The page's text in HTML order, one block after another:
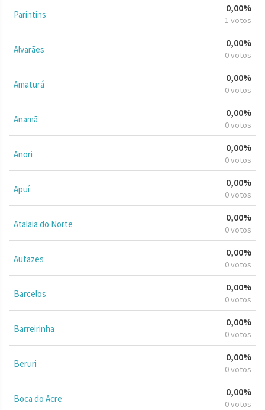
Parintins
0,00%
1 votos
Alvarães
0,00%
0 votos
Amaturá
0,00%
0 votos
Anamã
0,00%
0 votos
Anori
0,00%
0 votos
Apuí
0,00%
0 votos
Atalaia do Norte
0,00%
0 votos
Autazes
0,00%
0 votos
Barcelos
0,00%
0 votos
Barreirinha
0,00%
0 votos
Beruri
0,00%
0 votos
Boca do Acre
0,00%
0 votos